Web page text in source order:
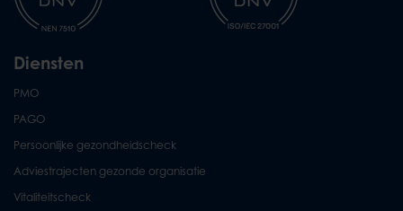
Diensten
PMO
PAGO
Persoonlijke gezondheidscheck
Adviestrajecten gezonde organisatie
Vitaliteitscheck